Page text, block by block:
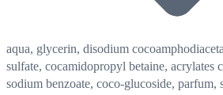
aqua, glycerin, disodium
sulfate, cocamidopropyl betaine, acrylates
sodium benzoate, coco-glucoside,